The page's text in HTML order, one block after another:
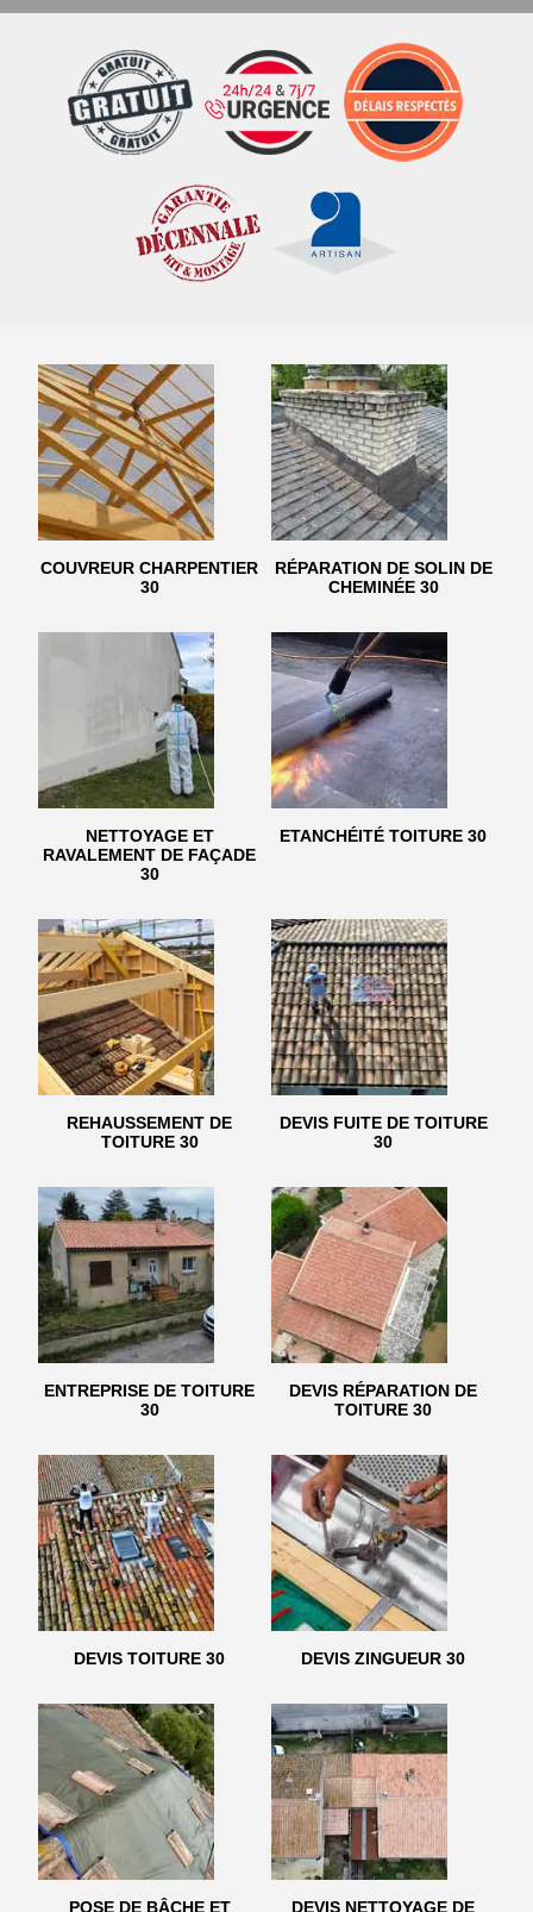
COUVREUR CHARPENTIER
30
RÉPARATION DE SOLIN DE
CHEMINÉE 30
NETTOYAGE ET
RAVALEMENT DE FAÇADE
30
ETANCHÉITÉ TOITURE 30
REHAUSSEMENT DE
TOITURE 30
DEVIS FUITE DE TOITURE
30
ENTREPRISE DE TOITURE
30
DEVIS RÉPARATION DE
TOITURE 30
DEVIS TOITURE 30 DEVIS ZINGUEUR 30
POSE DE BÂCHE ET DEVIS NETTOYAGE DE